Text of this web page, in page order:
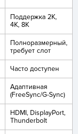
Поддержка 2K,
4K, 8K
Полноразмерный,
требует слот
Часто доступен
Адаптивная
(FreeSync/G-Sync)
HDMI, DisplayPort,
Thunderbolt